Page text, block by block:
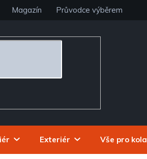
Magazín Průvodce výběrem
Exteriér Vše pro kola